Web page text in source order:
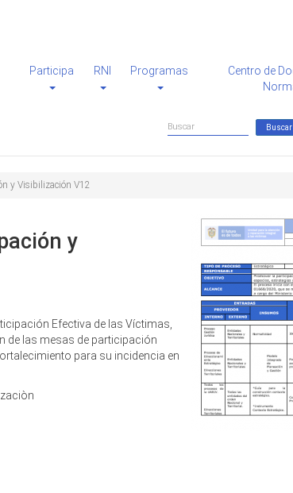
Participa RNI Programas
Centro de
Formulario
de
y Visibilización V12
y
Efectiva de las Víctimas,
de las mesas de participación
para su incidencia en